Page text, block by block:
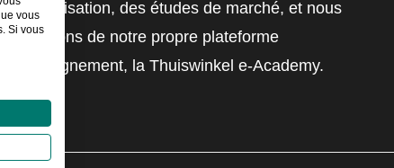
sensibilisation, des études de marché, et nous
disposons de notre propre plateforme
d'enseignement, la Thuiswinkel e-Academy.
vous
Si vous